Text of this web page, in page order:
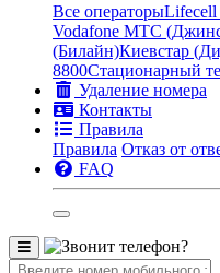
Все операторы
Vodafone МТС
(Билайн)Киевстар
8800Стационарный
Удаление номера
Контакты
Правила
Правила Отказ от
FAQ